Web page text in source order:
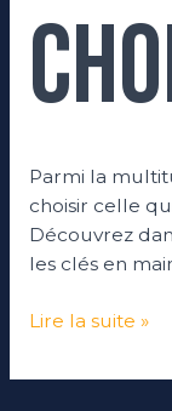
Parmi la
choisir celle
Découvrez
les clés en
Lire la suite »